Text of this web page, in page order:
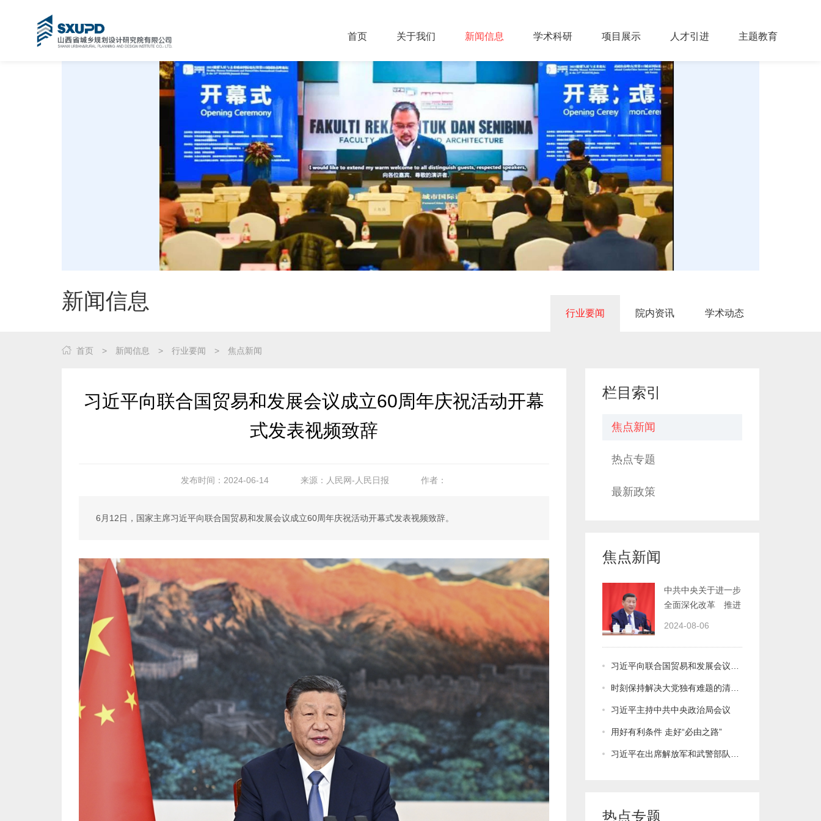
首页 关于我们 新闻信息 学术科研 项目展示 人才引进 主题教育
新闻信息 行业要闻 院内资讯 学术动态
首页 > 新闻信息 > 行业要闻 > 焦点新闻
式发表视频致辞
发布时间：2024-06-14 来源：人民网-人民日报 作者：
6月12日，国家主席习近平向联合国贸易和发展会议成立60周年庆祝活动开幕式发表视频致辞。
栏目索引
焦点新闻
热点专题
最新政策
焦点新闻
2024-08-06
习近平向联合国贸易和发展会议成立60周年庆祝活动开幕式发表视频致辞
时刻保持解决大党独有难题的清醒和坚定，把党的伟大自我革命进行到底
习近平主持中共中央政治局会议
用好有利条件 走好“必由之路”
习近平在出席解放军和武警部队代表团全体会议时强调 贯彻依法治军战略 提高国防和军队建设法治化水平
热点专题